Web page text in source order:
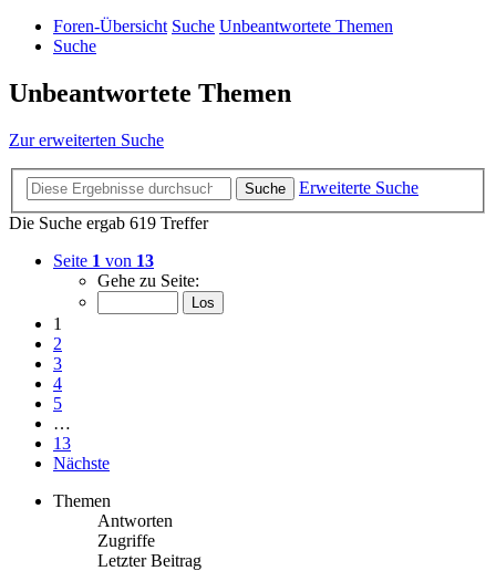
Foren-Übersicht Suche Unbeantwortete Themen
Suche
Unbeantwortete Themen
Zur erweiterten Suche
Suche
Erweiterte Suche
Die Suche ergab 619 Treffer
Seite 1 von 13
Gehe zu Seite:
1
2
3
4
5
…
13
Nächste
Themen
Antworten
Zugriffe
Letzter Beitrag